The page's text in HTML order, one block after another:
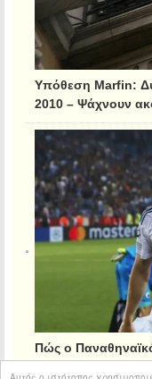
Υπόθεση Marfin:
2010 – Ψάχνουν
Πώς ο